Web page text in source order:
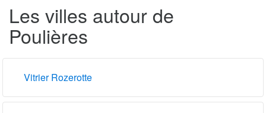
Les villes autour de
Poulières
Vitrier Rozerotte